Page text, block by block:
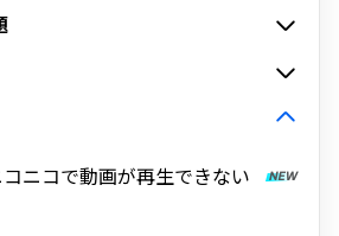
コニコで動画が再生できない